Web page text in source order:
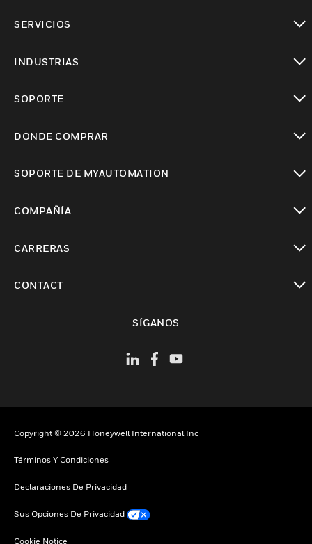
SERVICIOS
INDUSTRIAS
SOPORTE
DÓNDE COMPRAR
SOPORTE DE MYAUTOMATION
COMPAÑÍA
CARRERAS
CONTACT
SÍGANOS
Copyright © 2026 Honeywell International Inc
Términos Y Condiciones
Declaraciones De Privacidad
Sus Opciones De Privacidad
Cookie Notice